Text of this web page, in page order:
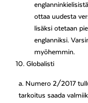
ottaa uudesta
lisäksi otetaan
englanniksi.
myöhemmin.
Globalisti
a. Numero 2/2017
tarkoitus saada